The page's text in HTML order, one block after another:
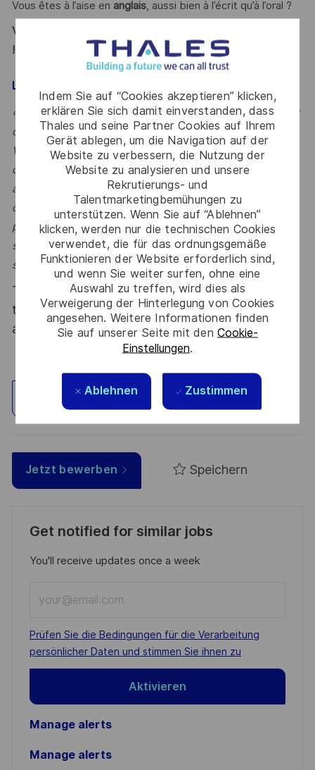
Indem Sie auf “Cookies akzeptieren” klicken,
erklären Sie sich damit einverstanden, dass
Thales und seine Partner Cookies auf Ihrem
Gerät ablegen, um die Navigation auf der
Website zu verbessern, die Nutzung der
Website zu analysieren und unsere
Rekrutierungs- und
Talentmarketingbemühungen zu
unterstützen. Wenn Sie auf “Ablehnen”
klicken, werden nur die technischen Cookies
verwendet, die für das ordnungsgemäße
Funktionieren der Website erforderlich sind,
und wenn Sie weiter surfen, ohne eine
Auswahl zu treffen, wird dies als
Verweigerung der Hinterlegung von Cookies
angesehen. Weitere Informationen finden
Sie auf unserer Seite mit den Cookie-
Einstellungen.
Ablehnen Zustimmen
Vous êtes à l’aise en anglais, aussi bien à l’écrit qu’à l’oral ?
Vous vous reconnaissez ? Alors ce poste est fait pour vous
!
LE MOT DE L’ÉQUIPE
« En tant que Project Design Authority, vous êtes au cœur
des décisions techniques qui façonnent nos satellites.
Vous intervenez sur des programmes stratégiques, au
contact direct des clients et des équipes d’ingénierie,
avec une vision globale de la solution. Si vous aimez
conjuguer expertise technique, leadership et gestion de
problématiques complexes dans un environnement
spatial exigeant, rejoignez-nous pour contribuer aux
satellites de demain. »
Thales, entreprise Handi-Engagée, reconnait
tous les talents. La diversité est notre meilleur
atout. Postulez et rejoignez nous !
Standort erkunden
Jetzt bewerben Speichern
Get notified for similar jobs
You'll receive updates once a week
Email
address
(Required)
Required
Prüfen Sie die Bedingungen für die Verarbeitung
persönlicher Daten und stimmen Sie ihnen zu
Aktivieren
Manage alerts
Manage alerts